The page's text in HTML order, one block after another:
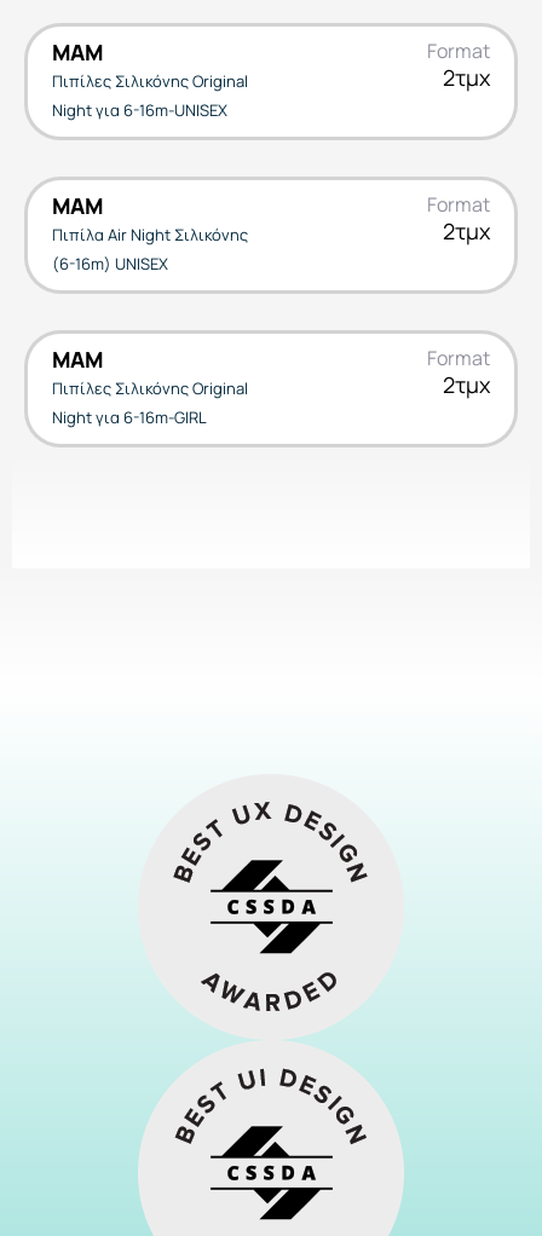
MAM
Πιπίλες Σιλικόνης Original
Night για 6-16m-UNISEX
Format
2τμχ
MAM
Πιπίλα Air Night Σιλικόνης
(6-16m) UNISEX
Format
2τμχ
MAM
Πιπίλες Σιλικόνης Original
Night για 6-16m-GIRL
Format
2τμχ